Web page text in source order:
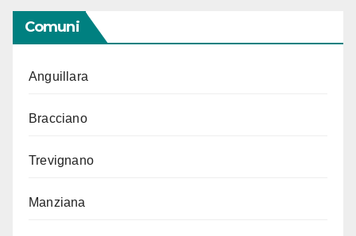
Comuni
Anguillara
Bracciano
Trevignano
Manziana